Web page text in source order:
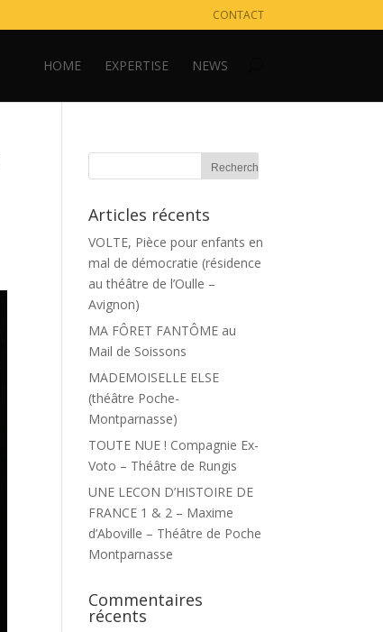
CONTACT
HOME EXPERTISE NEWS
Articles récents
VOLTE, Pièce pour enfants en
mal de démocratie (résidence
au théâtre de l’Oulle –
Avignon)
MA FÔRET FANTÔME au
Mail de Soissons
MADEMOISELLE ELSE
(théâtre Poche-
Montparnasse)
TOUTE NUE ! Compagnie Ex-
Voto – Théâtre de Rungis
UNE LECON D’HISTOIRE DE
FRANCE 1 & 2 – Maxime
d’Aboville – Théâtre de Poche
Montparnasse
Commentaires
récents